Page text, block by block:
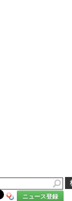
ニュース登録